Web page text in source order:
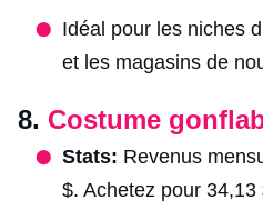
Idéal pour les niches
et les magasins de
8. Costume
Stats: Revenus
$. Achetez pour